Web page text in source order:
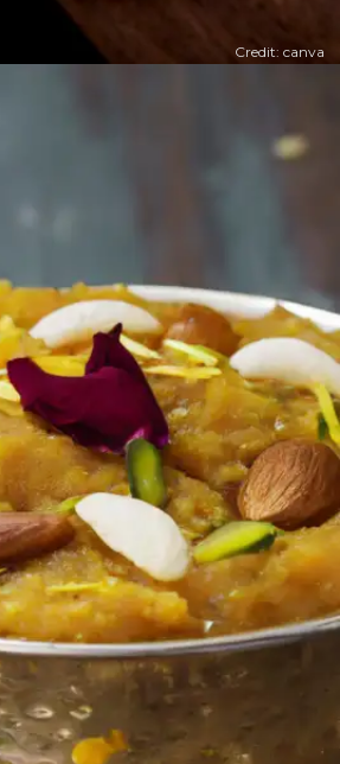
​गाजर का हलवा ​
का फेवरेट है। गाजर को कद्दूकस करके
तैयार किया जाता है।
Credit: canva